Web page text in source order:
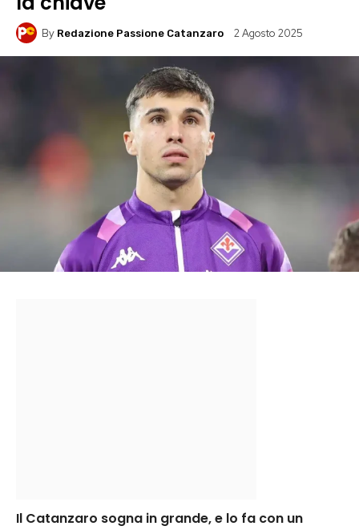
By Redazione Passione Catanzaro 2 Agosto 2025
Il Catanzaro sogna in grande, e lo fa con un